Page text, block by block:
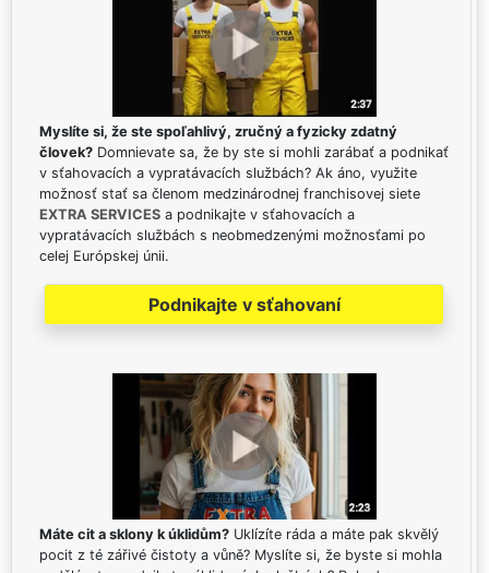
Myslíte si, že ste spoľahlivý, zručný a fyzicky zdatný
človek? Domnievate sa, že by ste si mohli zarábať a podnikať
v sťahovacích a vypratávacích službách? Ak áno, využite
možnosť stať sa členom medzinárodnej franchisovej siete
EXTRA SERVICES a podnikajte v sťahovacích a
vypratávacích službách s neobmedzenými možnosťami po
celej Európskej únii.
Podnikajte v sťahovaní
Máte cit a sklony k úklidům? Uklízíte ráda a máte pak skvělý
pocit z té zářivé čistoty a vůně? Myslíte si, že byste si mohla